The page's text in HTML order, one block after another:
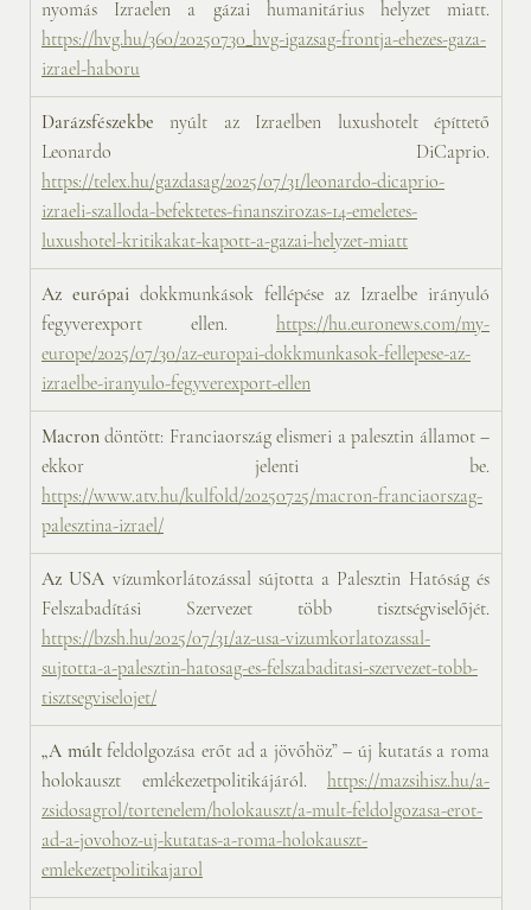
https://hvg.hu/360/20250730_hvg-igazsag-frontja-ehezes-gaza-
izrael-haboru
Darázsfészekbe nyúlt az Izraelben luxushotelt építtető
https://telex.hu/gazdasag/2025/07/31/leonardo-dicaprio-
izraeli-szalloda-befektetes-finanszirozas-14-emeletes-
luxushotel-kritikakat-kapott-a-gazai-helyzet-miatt
Az európai dokkmunkások fellépése az Izraelbe irányuló
fegyverexport ellen. https://hu.euronews.com/my-
europe/2025/07/30/az-europai-dokkmunkasok-fellepese-az-
izraelbe-iranyulo-fegyverexport-ellen
Macron döntött: Franciaország elismeri a palesztin államot –
https://www.atv.hu/kulfold/20250725/macron-franciaorszag-
palesztina-izrael/
Az USA vízumkorlátozással sújtotta a Palesztin Hatóság és
https://bzsh.hu/2025/07/31/az-usa-vizumkorlatozassal-
sujtotta-a-palesztin-hatosag-es-felszabaditasi-szervezet-tobb-
tisztsegviselojet/
„A múlt feldolgozása erőt ad a jövőhöz” – új kutatás a roma
holokauszt emlékezetpolitikájáról. https://mazsihisz.hu/a-
zsidosagrol/tortenelem/holokauszt/a-mult-feldolgozasa-erot-
ad-a-jovohoz-uj-kutatas-a-roma-holokauszt-
emlekezetpolitikajarol